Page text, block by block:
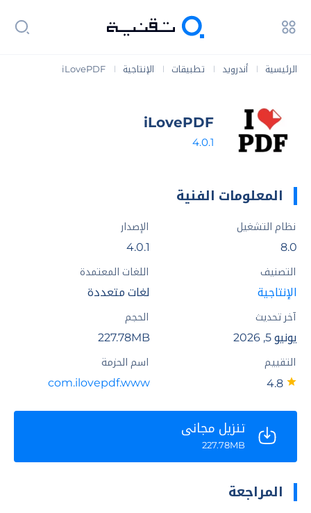
الرئيسية | أندرويد | تطبيقات | الإنتاجية |
iLovePDF
iLovePDF
4.0.1
المعلومات الفنية
نظام التشغيل
8.0
الإصدار
4.0.1
التصنيف
الإنتاجية
اللغات المعتمدة
لغات متعددة
آخر تحديث
يونيو 5, 2026
الحجم
227.78MB
التقييم اسم الحزمة
com.ilovepdf.www
تنزيل مجاني
227.78MB
المراجعة